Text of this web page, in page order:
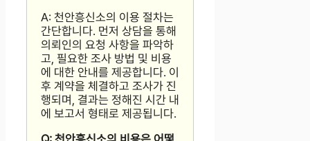
A: 천안흥신소의 이용 절차는
간단합니다. 먼저 상담을 통해
의뢰인의 요청 사항을 파악하
고, 필요한 조사 방법 및 비용
에 대한 안내를 제공합니다. 이
후 계약을 체결하고 조사가 진
행되며, 결과는 정해진 시간 내
에 보고서 형태로 제공됩니다.